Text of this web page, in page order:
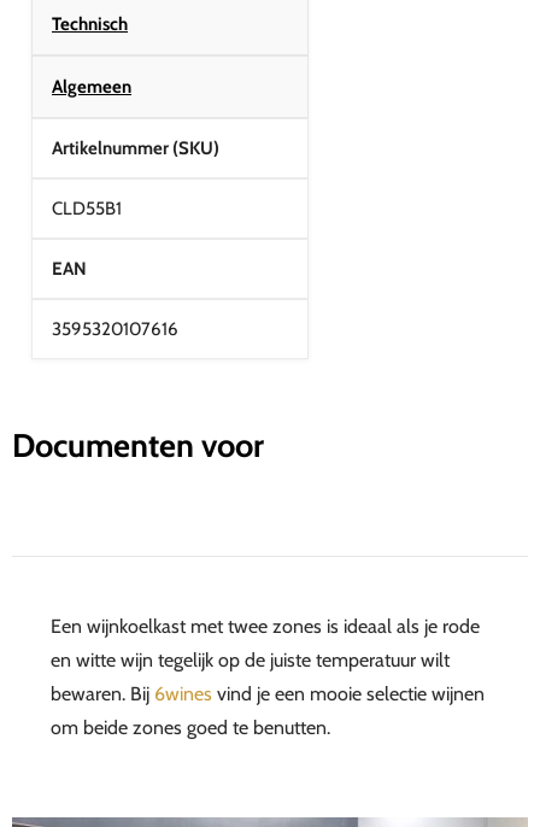
Technisch
Algemeen
Artikelnummer (SKU)
CLD55B1
EAN
3595320107616
Documenten voor
Een wijnkoelkast met twee zones is ideaal als je rode
en witte wijn tegelijk op de juiste temperatuur wilt
bewaren. Bij 6wines vind je een mooie selectie wijnen
om beide zones goed te benutten.